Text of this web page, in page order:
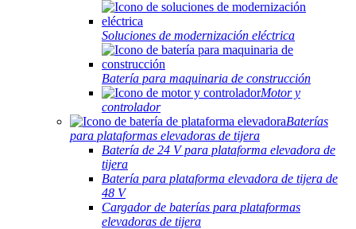
Soluciones de modernización eléctrica
Batería para maquinaria de construcción
Motor y
controlador
Baterías
para plataformas elevadoras de tijera
Batería de 24 V para plataforma elevadora de
tijera
Batería para plataforma elevadora de tijera de
48 V
Cargador de baterías para plataformas
elevadoras de tijera